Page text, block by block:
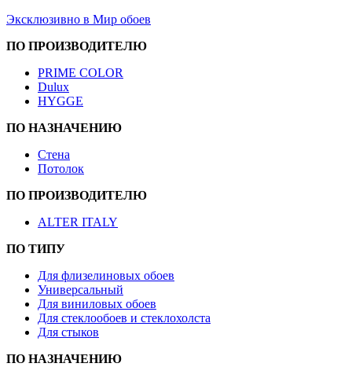
Эксклюзивно в Мир обоев
ПО ПРОИЗВОДИТЕЛЮ
PRIME COLOR
Dulux
HYGGE
ПО НАЗНАЧЕНИЮ
Стена
Потолок
ПО ПРОИЗВОДИТЕЛЮ
ALTER ITALY
ПО ТИПУ
Для флизелиновых обоев
Универсальный
Для виниловых обоев
Для стеклообоев и стеклохолста
Для стыков
ПО НАЗНАЧЕНИЮ